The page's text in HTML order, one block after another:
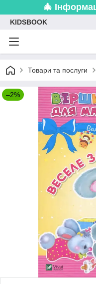
🎄
KIDSBOOK
Товари та послуги
–2%